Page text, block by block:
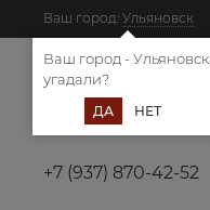
Ваш город: Ульяновск
+7 (937) 870-42-52
Ваш город - Ульяновск,
угадали?
ДА НЕТ